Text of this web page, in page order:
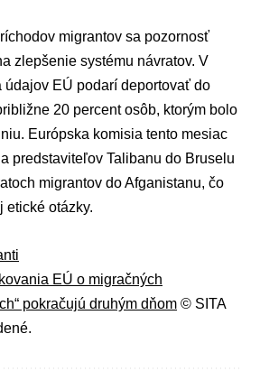
migrantov sa pozornosť
zlepšenie systému návratov. V
údajov EÚ podarí deportovať do
20 percent osôb, ktorým bolo
Európska komisia tento mesiac
predstaviteľov Talibanu do Bruselu
migrantov do Afganistanu, čo
etické otázky.
EÚ o migračných
pokračujú druhým dňom © SITA